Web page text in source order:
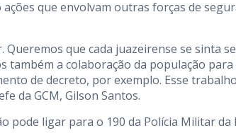
que envolvam outras forças de
que cada juazeirense se sinta
também a colaboração da população para
de decreto, por exemplo. Esse
da GCM, Gilson Santos.
pode ligar para o 190 da Polícia Militar da